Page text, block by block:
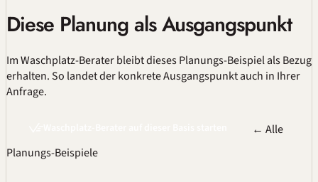
Diese Planung als Ausgangspunkt
ImWaschplatz-Beraterbleibt dieses Planungs-Beispiel als Bezug
erhalten. So landet der konkrete Ausgangspunkt auch in Ihrer
Anfrage.
← Alle
Planungs-Beispiele